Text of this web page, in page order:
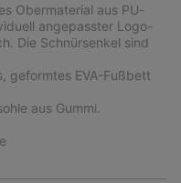
Obermaterial aus PU-
angepasster Logo-
Die Schnürsenkel sind
geformtes EVA-Fußbett
aus Gummi.